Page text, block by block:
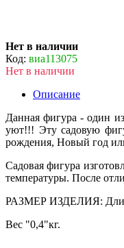
Нет в наличии
Код: виа113075
Нет в наличии
Описание
Данная фигура - один
уют!!! Эту садовую
рождения, Новый год
Садовая фигура
температуры. После
РАЗМЕР ИЗДЕЛИЯ:
Вес "0,4"кг.